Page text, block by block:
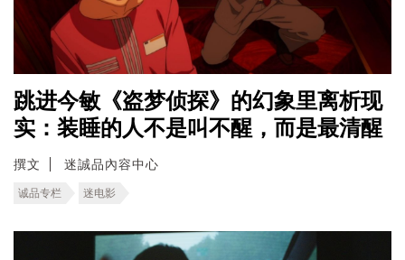
跳进今敏《盗梦侦探》的幻象里离析现
实：装睡的人不是叫不醒，而是最清醒
撰文 迷誠品內容中心
诚品专栏 迷电影